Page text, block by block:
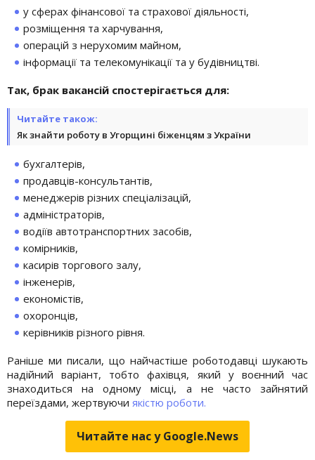
у сферах фінансової та страхової діяльності,
розміщення та харчування,
операцій з нерухомим майном,
інформації та телекомунікації та у будівництві.
Так, брак вакансій спостерігається для:
Читайте також:
Як знайти роботу в Угорщині біженцям з України
бухгалтерів,
продавців-консультантів,
менеджерів різних спеціалізацій,
адміністраторів,
водіїв автотранспортних засобів,
комірників,
касирів торгового залу,
інженерів,
економістів,
охоронців,
керівників різного рівня.
Раніше ми писали, що найчастіше роботодавці шукають
надійний варіант, тобто фахівця, який у воєнний час
знаходиться на одному місці, а не часто зайнятий
переїздами, жертвуючи якістю роботи.
Читайте нас у Google.News